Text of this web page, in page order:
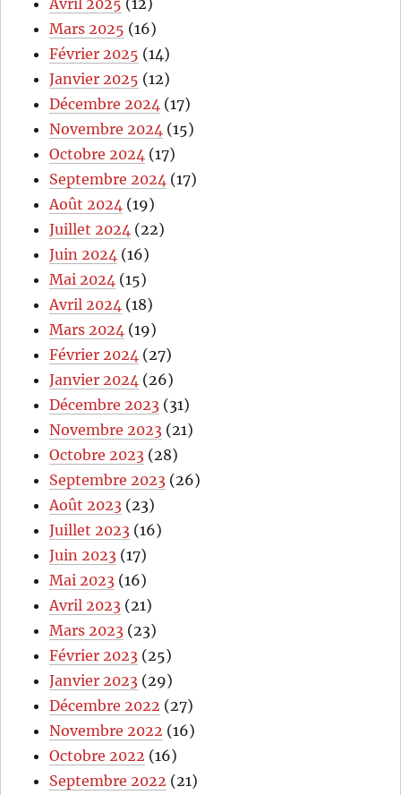
Mars 2025 (16)
Février 2025 (14)
Janvier 2025 (12)
Décembre 2024 (17)
Novembre 2024 (15)
Octobre 2024 (17)
Septembre 2024 (17)
Août 2024 (19)
Juillet 2024 (22)
Juin 2024 (16)
Mai 2024 (15)
Avril 2024 (18)
Mars 2024 (19)
Février 2024 (27)
Janvier 2024 (26)
Décembre 2023 (31)
Novembre 2023 (21)
Octobre 2023 (28)
Septembre 2023 (26)
Août 2023 (23)
Juillet 2023 (16)
Juin 2023 (17)
Mai 2023 (16)
Avril 2023 (21)
Mars 2023 (23)
Février 2023 (25)
Janvier 2023 (29)
Décembre 2022 (27)
Novembre 2022 (16)
Octobre 2022 (16)
Septembre 2022 (21)